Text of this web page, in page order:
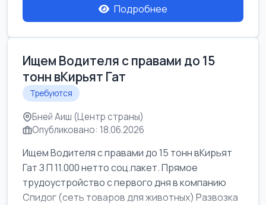
Подробнее
Ищем Водителя с правами до 15
тонн вКирьят Гат
Требуются
Бней Аиш (Центр страны)
Опубликовано: 18.06.2026
Ищем Водителя с правами до 15 тонн вКирьят
Гат З П 11.000 нетто соц.пакет. Прямое
трудоустройство с первого дня в компанию
Спидог (сеть товаров для животных) Развозка